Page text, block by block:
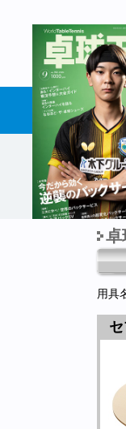
1970年1月01日 発
卓
用具